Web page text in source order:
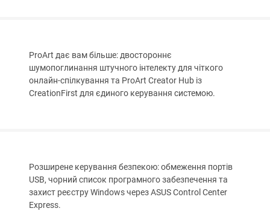
ProArt дає вам більше: двостороннє
шумопоглинання штучного інтелекту для чіткого
онлайн-спілкування та ProArt Creator Hub із
CreationFirst для єдиного керування системою.
Розширене керування безпекою: обмеження портів
USB, чорний список програмного забезпечення та
захист реєстру Windows через ASUS Control Center
Express.